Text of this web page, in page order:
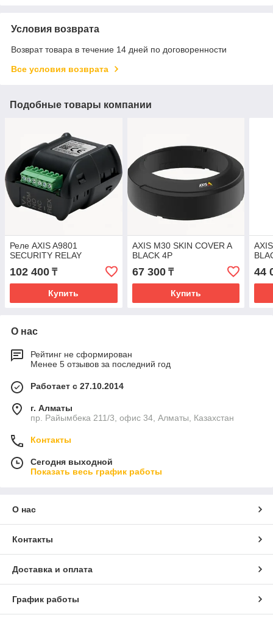
Условия возврата
Возврат товара в течение 14 дней по договоренности
Все условия возврата
Подобные товары компании
Реле AXIS A9801
SECURITY RELAY
102 400 ₸
Купить
AXIS M30 SKIN COVER A
BLACK 4P
67 300₸
Купить
44
О нас
Рейтинг не сформирован
Менее 5 отзывов за последний год
Работает с 27.10.2014
г. Алматы
пр. Райымбека 211/3, офис 34, Алматы, Казахстан
Контакты
Сегодня выходной
Показать весь график работы
О нас
Контакты
Доставка и оплата
График работы